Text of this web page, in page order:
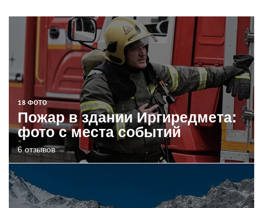
18 ФОТО
Пожар в здании Иргиредмета:
фото с места событий
6 отзывов